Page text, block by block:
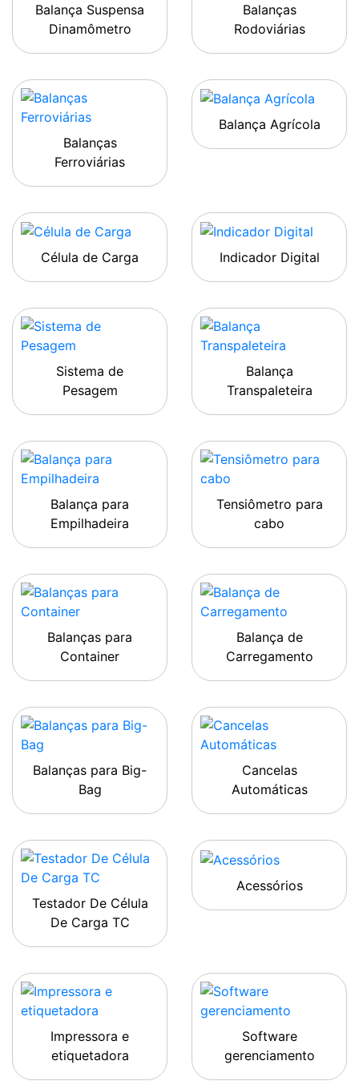
Balança Suspensa
Dinamômetro
Balanças
Rodoviárias
Balanças
Ferroviárias
Balança Agrícola
Célula de Carga Indicador Digital
Sistema de
Pesagem
Balança
Transpaleteira
Balança para
Empilhadeira
Tensiômetro para
cabo
Balanças para
Container
Balança de
Carregamento
Balanças para Big-
Bag
Cancelas
Automáticas
Testador De Célula
De Carga TC
Acessórios
Impressora e
etiquetadora
Software
gerenciamento